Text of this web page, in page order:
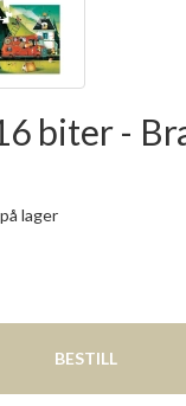
biter -
lager
BESTILL